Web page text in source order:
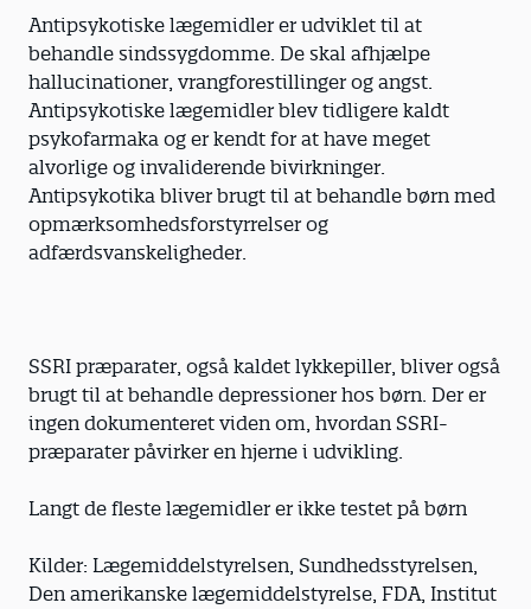
Antipsykotiske lægemidler er udviklet til at
behandle sindssygdomme. De skal afhjælpe
hallucinationer, vrangforestillinger og angst.
Antipsykotiske lægemidler blev tidligere kaldt
psykofarmaka og er kendt for at have meget
alvorlige og invaliderende bivirkninger.
Antipsykotika bliver brugt til at behandle børn med
opmærksomhedsforstyrrelser og
adfærdsvanskeligheder.
SSRI præparater, også kaldet lykkepiller, bliver også
brugt til at behandle depressioner hos børn. Der er
ingen dokumenteret viden om, hvordan SSRI-
præparater påvirker en hjerne i udvikling.
Langt de fleste lægemidler er ikke testet på børn
Kilder: Lægemiddelstyrelsen, Sundhedsstyrelsen,
Den amerikanske lægemiddelstyrelse, FDA, Institut